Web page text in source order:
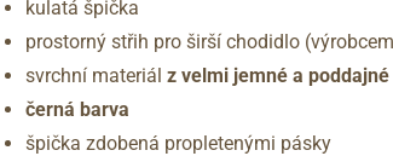
kulatá špička
prostorný střih pro širší chodidlo
svrchní materiál z velmi jemné a
černá barva
špička zdobená propletenými pásky